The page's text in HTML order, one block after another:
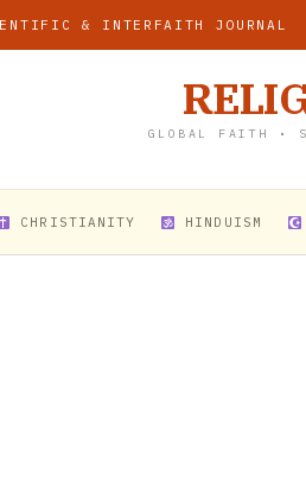
& INTERFAITH JOURNAL
GLOBAL FAITH •
CHRISTIANITY HINDUISM